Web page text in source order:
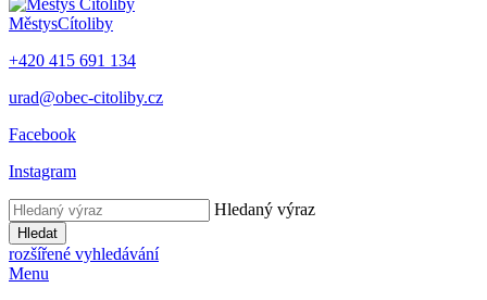
MěstysCítoliby
+420 415 691 134
urad@obec-citoliby.cz
Facebook
Instagram
Hledaný výraz
Hledat
rozšířené vyhledávání
Menu